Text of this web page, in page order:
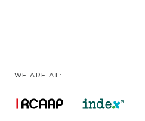
WE ARE AT: